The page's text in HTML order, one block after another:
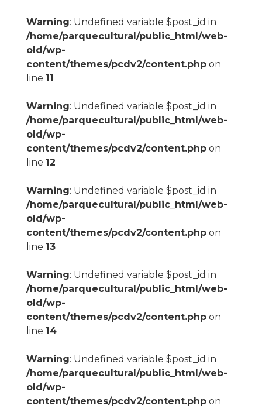
Warning: Undefined variable $post_id in
/home/parquecultural/public_html/web-
old/wp-
content/themes/pcdv2/content.phpon
line 11
Warning: Undefined variable $post_id in
/home/parquecultural/public_html/web-
old/wp-
content/themes/pcdv2/content.phpon
line 12
Warning: Undefined variable $post_id in
/home/parquecultural/public_html/web-
old/wp-
content/themes/pcdv2/content.phpon
line 13
Warning: Undefined variable $post_id in
/home/parquecultural/public_html/web-
old/wp-
content/themes/pcdv2/content.phpon
line 14
Warning: Undefined variable $post_id in
/home/parquecultural/public_html/web-
old/wp-
content/themes/pcdv2/content.phpon